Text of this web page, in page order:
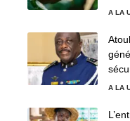
A LA
A LA